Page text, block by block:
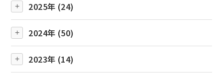
2025年 (24)
2024年 (50)
2023年 (14)